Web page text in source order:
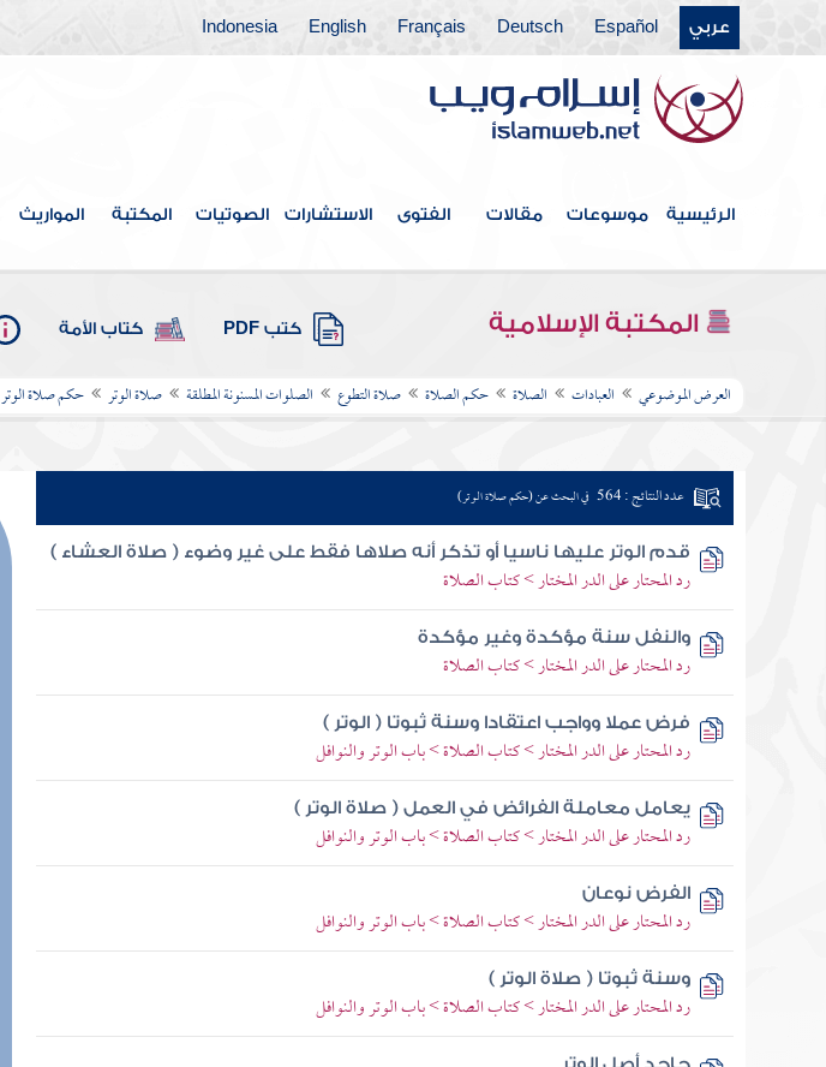
عربي Español
Deutsch
Français
English
Indonesia
الرئيسية موسوعات مقالات الفتوى الاستشارات الصوتيات المكتبة المواريث
المكتبة الإسلامية كتب PDF كتاب الأمة
العرض الموضوعي العبادات الصلاة حكم الصلاة صلاة التطوع الصلوات المسنونة المطلقة صلاة الوتر حكم صلاة الوتر
عدد النتائج : 564 في البحث عن (حكم صلاة الوتر)
قدم الوتر عليها ناسيا أو تذكر أنه صلاها فقط على غير وضوء ( صلاة العشاء )
رد المحتار على الدر المختار > كتاب الصلاة
والنفل سنة مؤكدة وغير مؤكدة
رد المحتار على الدر المختار > كتاب الصلاة
فرض عملا وواجب اعتقادا وسنة ثبوتا ( الوتر )
رد المحتار على الدر المختار > كتاب الصلاة > باب الوتر والنوافل
يعامل معاملة الفرائض في العمل ( صلاة الوتر )
رد المحتار على الدر المختار > كتاب الصلاة > باب الوتر والنوافل
الفرض نوعان
رد المحتار على الدر المختار > كتاب الصلاة > باب الوتر والنوافل
وسنة ثبوتا ( صلاة الوتر )
رد المحتار على الدر المختار > كتاب الصلاة > باب الوتر والنوافل